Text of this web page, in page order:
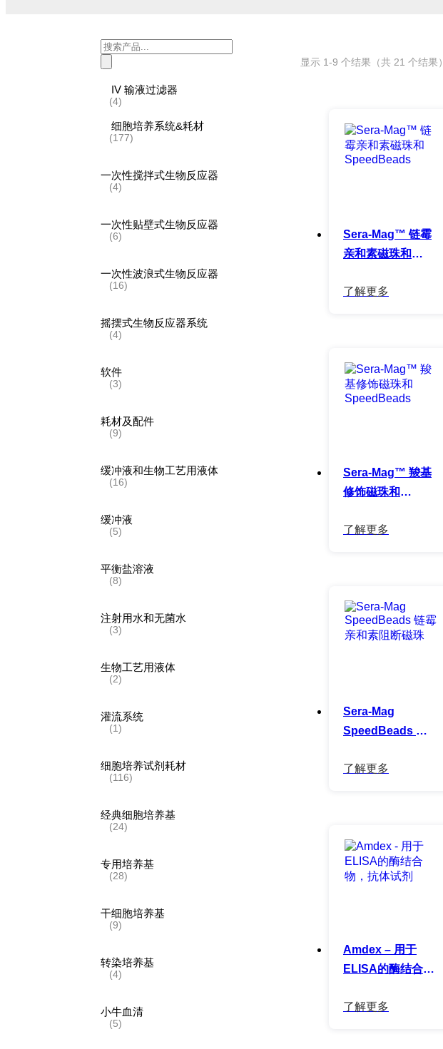
Products
search
IV 输液过滤器
(4)
细胞培养系统&耗材
(177)
一次性搅拌式生物反应器
(4)
一次性贴壁式生物反应器
(6)
一次性波浪式生物反应器
(16)
摇摆式生物反应器系统
(4)
软件
(3)
耗材及配件
(9)
缓冲液和生物工艺用液体
(16)
缓冲液
(5)
平衡盐溶液
(8)
注射用水和无菌水
(3)
生物工艺用液体
(2)
灌流系统
(1)
细胞培养试剂耗材
(116)
经典细胞培养基
(24)
专用培养基
(28)
干细胞培养基
(9)
转染培养基
(4)
小牛血清
(5)
显示 1-9 个结果（共 21 个结果）
Sera-Mag™ 链霉
亲和素磁珠和
Sera-Mag™ 羧基
修饰磁珠和
Sera-Mag
SpeedBeads 链
Amdex – 用于
ELISA的酶结合